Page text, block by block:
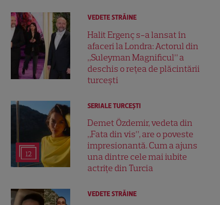
VEDETE STRĂINE
Halit Ergenç s-a lansat în
afaceri la Londra: Actorul din
„Suleyman Magnificul” a
deschis o rețea de plăcintării
turcești
12
SERIALE TURCEŞTI
Demet Özdemir, vedeta din
„Fata din vis”, are o poveste
impresionantă. Cum a ajuns
una dintre cele mai iubite
actrițe din Turcia
VEDETE STRĂINE